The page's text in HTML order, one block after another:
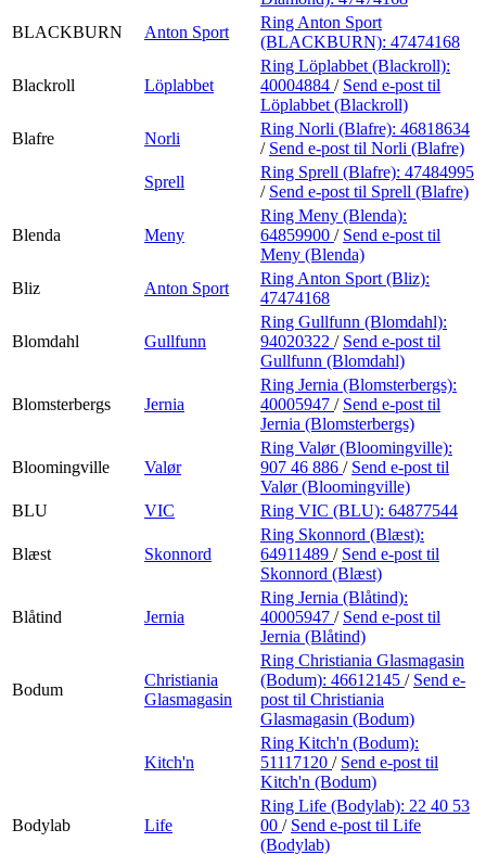
BLACKBURN
Anton Sport
Ring Anton Sport
(BLACKBURN): 47474168
Blackroll Löplabbet
Ring Löplabbet (Blackroll):
40004884 / Send e-post til
Löplabbet (Blackroll)
Blafre
Norli
Ring Norli (Blafre): 46818634
/ Send e-post til Norli (Blafre)
Sprell
Ring Sprell (Blafre): 47484995
/ Send e-post til Sprell (Blafre)
Blenda Meny
Ring Meny (Blenda):
64859900 / Send e-post til
Meny (Blenda)
Bliz
Anton Sport
Ring Anton Sport (Bliz):
47474168
Blomdahl Gullfunn
Ring Gullfunn (Blomdahl):
94020322 / Send e-post til
Gullfunn (Blomdahl)
Blomsterbergs Jernia
Ring Jernia (Blomsterbergs):
40005947 / Send e-post til
Jernia (Blomsterbergs)
Bloomingville Valør
Ring Valør (Bloomingville):
907 46 886 / Send e-post til
Valør (Bloomingville)
BLU
VIC Ring VIC (BLU): 64877544
Blæst Skonnord
Ring Skonnord (Blæst):
64911489 / Send e-post til
Skonnord (Blæst)
Blåtind Jernia
Ring Jernia (Blåtind):
40005947 / Send e-post til
Jernia (Blåtind)
Bodum
Christiania
Glasmagasin
Ring Christiania Glasmagasin
(Bodum): 46612145 / Send e-
post til Christiania
Glasmagasin (Bodum)
Kitch'n
Ring Kitch'n (Bodum):
51117120 / Send e-post til
Kitch'n (Bodum)
Bodylab Life
Ring Life (Bodylab): 22 40 53
00 / Send e-post til Life
(Bodylab)